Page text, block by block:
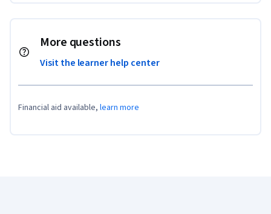
More questions
Visit the learner help center
Financial aid available, learn more